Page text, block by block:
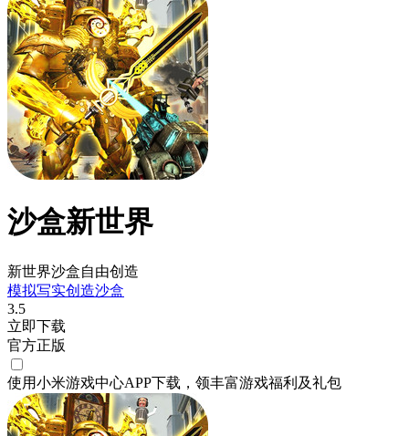
沙盒新世界
新世界沙盒自由创造
模拟写实创造沙盒
3.5
立即下载
官方正版
使用小米游戏中心APP下载 ，领丰富游戏福利 及礼包